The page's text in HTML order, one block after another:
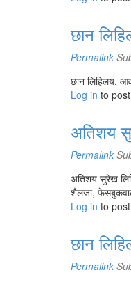
छान
Permalink
छान लिहिलय.
Log in to
अतिशय
Permalink
अतिशय सुरेख
शैलजा,
Log in to
छान
Permalink